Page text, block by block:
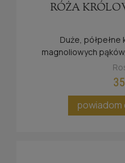
RÓŻA
Duże,
magnoliowych